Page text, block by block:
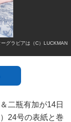
グラビアは（C）LUCKMAN
二瓶有加が14日
24号の表紙と巻